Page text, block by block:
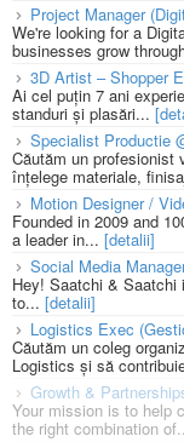
Project Manager
We're looking for a
businesses grow
3D Artist – Shopper
Ai cel puțin 7 ani
standuri și plasări...
Specialist Productie
Căutăm un profesionist
înțelege materiale,
Motion Designer /
Founded in 2009 and
a leader in... [detalii]
Social Media
Hey! Saatchi & Saatchi
to... [detalii]
Logistics Exec
Căutăm un coleg
Logistics și să
Growth &
Your mission is to help
the right combination